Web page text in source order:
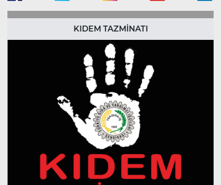
KIDEM TAZMİNATI